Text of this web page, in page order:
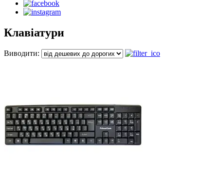
Клавіатури
Виводити: